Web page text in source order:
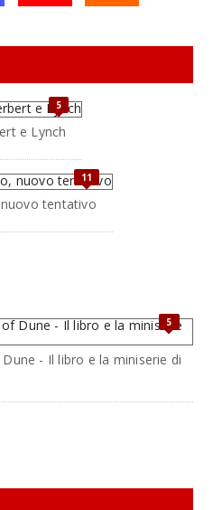
5
e Lynch
11
tentativo
5
- Il libro e la miniserie di